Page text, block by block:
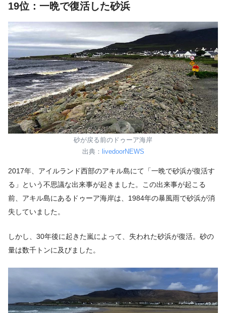
19位：一晩で復活した砂浜
砂が戻る前のドゥーア海岸
出典： livedoorNEWS
2017年、アイルランド西部のアキル島にて「一晩で砂浜が復活す
る」という不思議な出来事が起きました。この出来事が起こる
前、アキル島にあるドゥーア海岸は、1984年の暴風雨で砂浜が消
失していました。
しかし、30年後に起きた嵐によって、失われた砂浜が復活。砂の
量は数千トンに及びました。